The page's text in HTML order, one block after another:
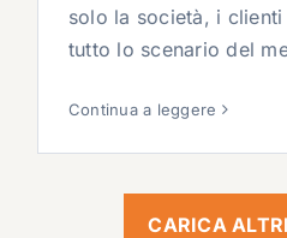
solo la società, i
tutto lo scenario del
Continua a leggere
CARICA